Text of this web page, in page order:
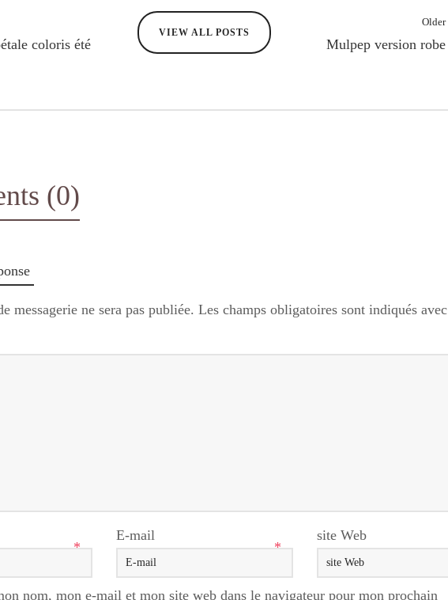
coloris été
VIEW ALL POSTS
Older
Mulpep version robe
(0)
messagerie ne sera pas publiée. Les champs obligatoires sont indiqués avec
*
E-mail
*
site Web
nom, mon e-mail et mon site web dans le navigateur pour mon prochain